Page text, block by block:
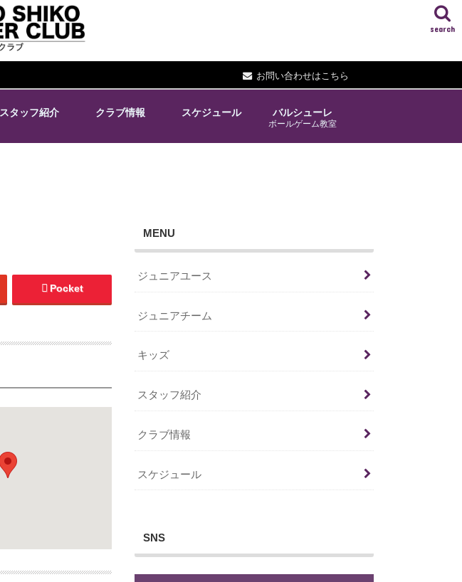
お問い合わせはこちら
search
スタッフ紹介 クラブ情報 スケジュール バルシューレ
ボールゲーム教室
Pocket
MENU
ジュニアユース
ジュニアチーム
キッズ
スタッフ紹介
クラブ情報
スケジュール
SNS